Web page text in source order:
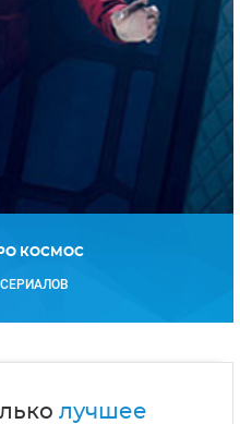
КОСМОС
лучшее